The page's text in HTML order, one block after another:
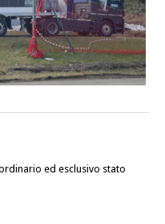
ed esclusivo stato